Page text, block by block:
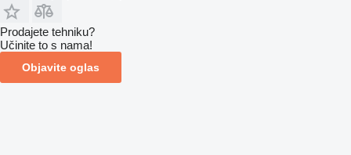
Prodajete tehniku?
Učinite to s nama!
Objavite oglas